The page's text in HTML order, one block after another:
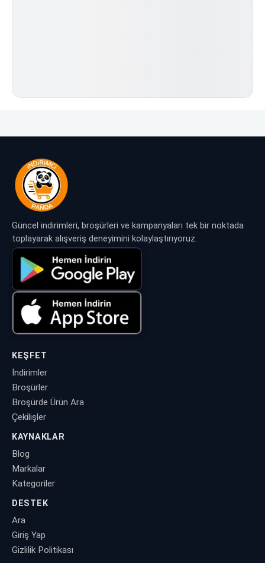
Güncel indirimleri, broşürleri ve kampanyaları tek bir noktada
toplayarak alışveriş deneyimini kolaylaştırıyoruz.
KEŞFET
İndirimler
Broşürler
Broşürde Ürün Ara
Çekilişler
KAYNAKLAR
Blog
Markalar
Kategoriler
DESTEK
Ara
Giriş Yap
Gizlilik Politikası